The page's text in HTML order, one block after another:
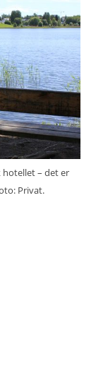
– det er
Privat.